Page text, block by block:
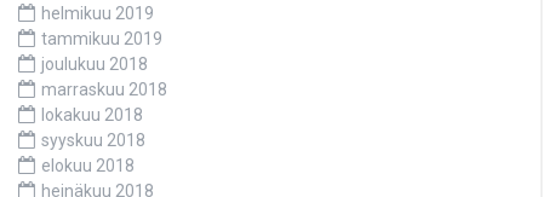
helmikuu 2019
tammikuu 2019
joulukuu 2018
marraskuu 2018
lokakuu 2018
syyskuu 2018
elokuu 2018
heinäkuu 2018